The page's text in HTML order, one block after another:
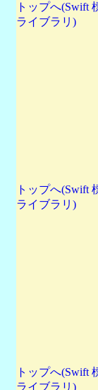
トップへ(Swift
ライブラリ)
トップへ(Swift
ライブラリ)
トップへ(Swift
ライブラリ)